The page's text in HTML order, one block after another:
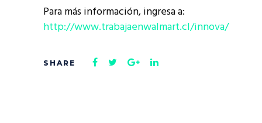
Para más información, ingresa a:
http://www.trabajaenwalmart.cl/innova/